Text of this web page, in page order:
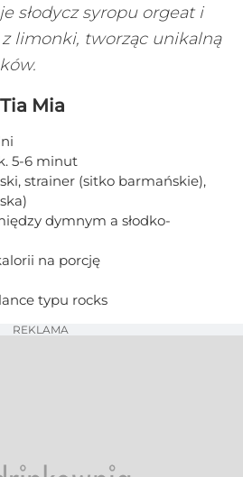
słodycz syropu orgeat i
limonki, tworząc unikalną
Mia
5-6 minut
strainer (sitko barmańskie),
dymnym a słodko-
na porcję
typu rocks
REKLAMA